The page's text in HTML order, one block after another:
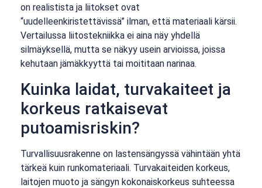
on realistista ja liitokset ovat
“uudelleenkiristettävissä” ilman, että materiaali kärsii.
Vertailussa liitostekniikka ei aina näy yhdellä
silmäyksellä, mutta se näkyy usein arvioissa, joissa
kehutaan jämäkkyyttä tai moititaan narinaa.
Kuinka laidat, turvakaiteet ja
korkeus ratkaisevat
putoamisriskin?
Turvallisuusrakenne on lastensängyssä vähintään yhtä
tärkeä kuin runkomateriaali. Turvakaiteiden korkeus,
laitojen muoto ja sängyn kokonaiskorkeus suhteessa